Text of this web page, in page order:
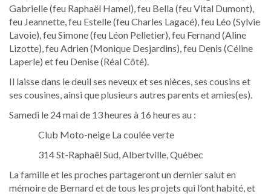
Gabrielle (feu Raphaël Hamel), feu Bella (feu Vital Dumont),
feu Jeannette, feu Estelle (feu Charles Lagacé), feu Léo (Sylvie
Lavoie), feu Simone (feu Léon Pelletier), feu Fernand (Aline
Lizotte), feu Adrien (Monique Desjardins), feu Denis (Céline
Laperle) et feu Denise (Réal Côté).
Il laisse dans le deuil ses neveux et ses nièces, ses cousins et
ses cousines, ainsi que plusieurs autres parents et amies(es).
Samedi le 24 mai de 13 heures à 16 heures au :
Club Moto-neige La coulée verte
314 St-Raphaël Sud, Albertville, Québec
La famille et les proches partageront un dernier salut en
mémoire de Bernard et de tous les projets qui l’ont habité, et